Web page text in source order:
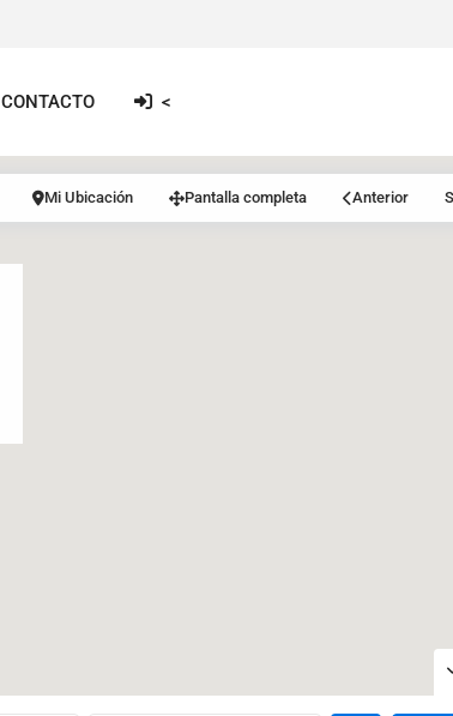
CONTACTO <
Mi Ubicación Pantalla completa Anterior